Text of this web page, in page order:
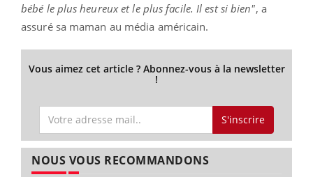
bébé le plus heureux et le plus facile. Il est si bien", a
assuré sa maman au média américain.
Vous aimez cet article ? Abonnez-vous à la newsletter
!
S'inscrire
NOUS VOUS RECOMMANDONS